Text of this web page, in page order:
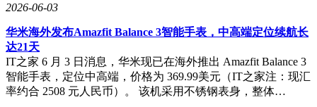
2026-06-03
华米海外发布Amazfit Balance 3智能手表，中高端定位续航长
达21天
IT之家 6 月 3 日消息，华米现已在海外推出 Amazfit Balance 3
智能手表，定位中高端，价格为 369.99美元（IT之家注：现汇
率约合 2508 元人民币）。 该机采用不锈钢表身，整体…